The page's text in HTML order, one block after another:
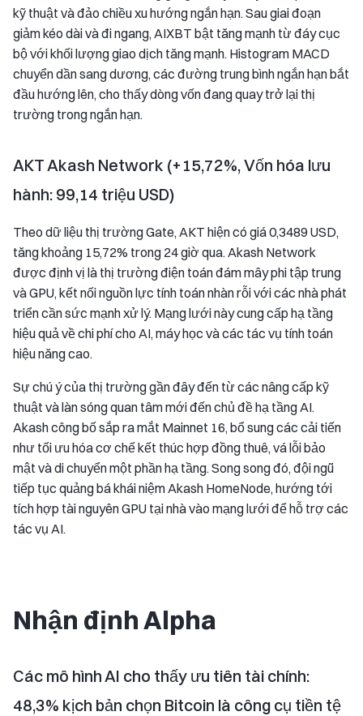
kỹ thuật và đảo chiều xu hướng ngắn hạn. Sau giai đoạn
giảm kéo dài và đi ngang, AIXBT bật tăng mạnh từ đáy cục
bộ với khối lượng giao dịch tăng mạnh. Histogram MACD
chuyển dần sang dương, các đường trung bình ngắn hạn bắt
đầu hướng lên, cho thấy dòng vốn đang quay trở lại thị
trường trong ngắn hạn.
AKT Akash Network (+15,72%, Vốn hóa lưu
hành: 99,14 triệu USD)
Theo dữ liệu thị trường Gate, AKT hiện có giá 0,3489 USD,
tăng khoảng 15,72% trong 24 giờ qua. Akash Network
được định vị là thị trường điện toán đám mây phi tập trung
và GPU, kết nối nguồn lực tính toán nhàn rỗi với các nhà phát
triển cần sức mạnh xử lý. Mạng lưới này cung cấp hạ tầng
hiệu quả về chi phí cho AI, máy học và các tác vụ tính toán
hiệu năng cao.
Sự chú ý của thị trường gần đây đến từ các nâng cấp kỹ
thuật và làn sóng quan tâm mới đến chủ đề hạ tầng AI.
Akash công bố sắp ra mắt Mainnet 16, bổ sung các cải tiến
như tối ưu hóa cơ chế kết thúc hợp đồng thuê, vá lỗi bảo
mật và di chuyển một phần hạ tầng. Song song đó, đội ngũ
tiếp tục quảng bá khái niệm Akash HomeNode, hướng tới
tích hợp tài nguyên GPU tại nhà vào mạng lưới để hỗ trợ các
tác vụ AI.
Nhận định Alpha
Các mô hình AI cho thấy ưu tiên tài chính:
48,3% kịch bản chọn Bitcoin là công cụ tiền tệ